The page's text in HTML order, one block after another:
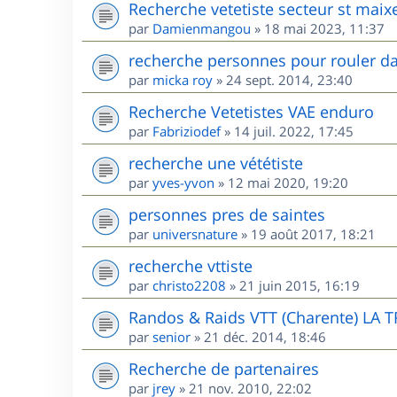
Recherche vetetiste secteur st
par Damienmangou » 18 mai 2023, 11:37
recherche personnes pour rouler
par micka roy » 24 sept. 2014, 23:40
Recherche Vetetistes VAE enduro
par Fabriziodef» 14 juil. 2022, 17:45
recherche une vététiste
par yves-yvon » 12 mai 2020, 19:20
personnes pres de saintes
par universnature » 19 août 2017, 18:21
recherche vttiste
par christo2208 » 21 juin 2015, 16:19
Randos & Raids VTT (Charente) LA
par senior » 21 déc. 2014, 18:46
Recherche de partenaires
par jrey » 21 nov. 2010, 22:02